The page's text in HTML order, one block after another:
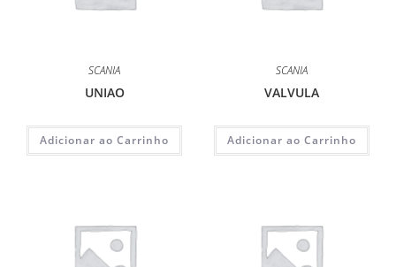
SCANIA
UNIAO
Adicionar ao Carrinho
SCANIA
VALVULA
Adicionar ao Carrinho